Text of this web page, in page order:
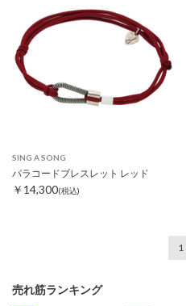
SING A SONG
パラコードブレスレット レッド
￥14,300(税込)
1
売れ筋ランキング